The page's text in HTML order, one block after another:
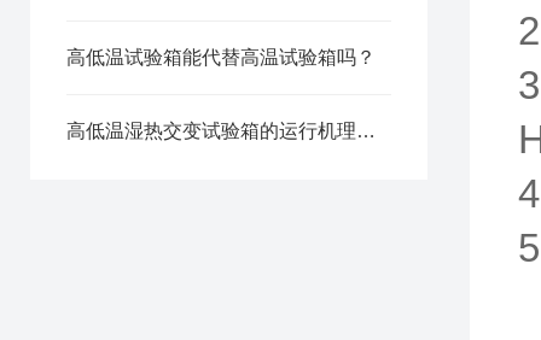
高低温试验箱能代替高温试验箱吗？
高低温湿热交变试验箱的运行机理与核心特性